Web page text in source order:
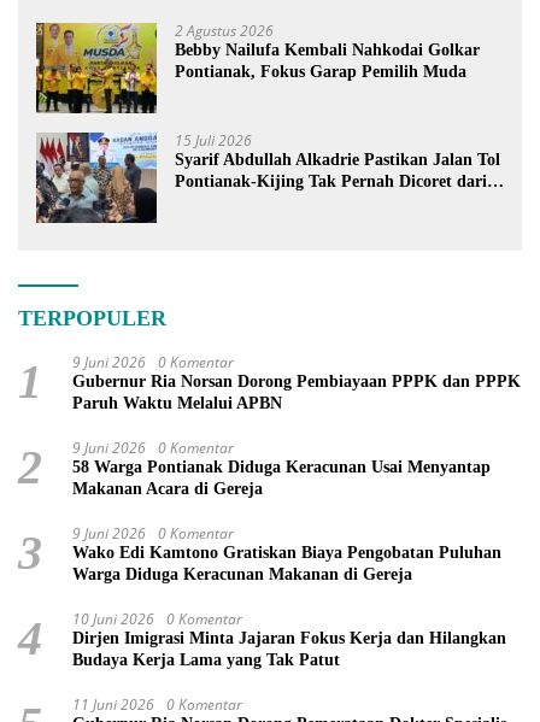
2 Agustus 2026
Bebby Nailufa Kembali Nahkodai Golkar
Pontianak, Fokus Garap Pemilih Muda
15 Juli 2026
Syarif Abdullah Alkadrie Pastikan Jalan Tol
Pontianak-Kijing Tak Pernah Dicoret dari
TERPOPULER
1 9 Juni 2026 0 Komentar
Gubernur Ria Norsan Dorong Pembiayaan PPPK dan PPPK
Paruh Waktu Melalui APBN
2 9 Juni 2026 0 Komentar
58 Warga Pontianak Diduga Keracunan Usai Menyantap
Makanan Acara di Gereja
3 9 Juni 2026 0 Komentar
Wako Edi Kamtono Gratiskan Biaya Pengobatan Puluhan
Warga Diduga Keracunan Makanan di Gereja
4 10 Juni 2026 0 Komentar
Dirjen Imigrasi Minta Jajaran Fokus Kerja dan Hilangkan
Budaya Kerja Lama yang Tak Patut
11 Juni 2026 0 Komentar